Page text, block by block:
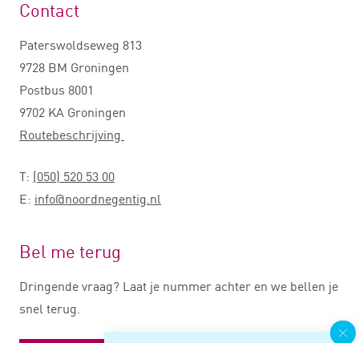
Contact
Paterswoldseweg 813
9728 BM Groningen
Postbus 8001
9702 KA Groningen
Routebeschrijving
T: (050) 520 53 00
E: info@noordnegentig.nl
Bel me terug
Dringende vraag? Laat je nummer achter en we bellen je
snel terug.